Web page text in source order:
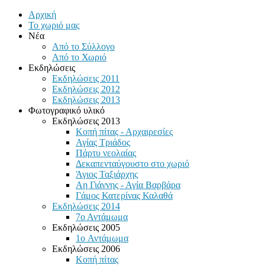
Αρχική
Το χωριό μας
Νέα
Από το Σύλλογο
Από το Χωριό
Εκδηλώσεις
Εκδηλώσεις 2011
Εκδηλώσεις 2012
Εκδηλώσεις 2013
Φωτογραφικό υλικό
Εκδηλώσεις 2013
Κοπή πίτας - Αρχαιρεσίες
Αγίας Τριάδος
Πάρτυ νεολαίας
Δεκαπενταύγουστο στο χωριό
Άγιος Ταξιάρχης
Αη Γιάννης - Αγία Βαρβάρα
Γάμος Κατερίνας Καλαθά
Εκδηλώσεις 2014
7ο Αντάμωμα
Εκδηλώσεις 2005
1o Αντάμωμα
Εκδηλώσεις 2006
Κοπή πίτας